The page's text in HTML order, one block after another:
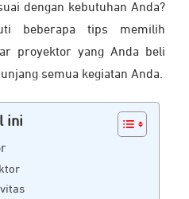
dengan kebutuhan Anda?
beberapa tips memilih
proyektor yang Anda beli
semua kegiatan Anda.
ini